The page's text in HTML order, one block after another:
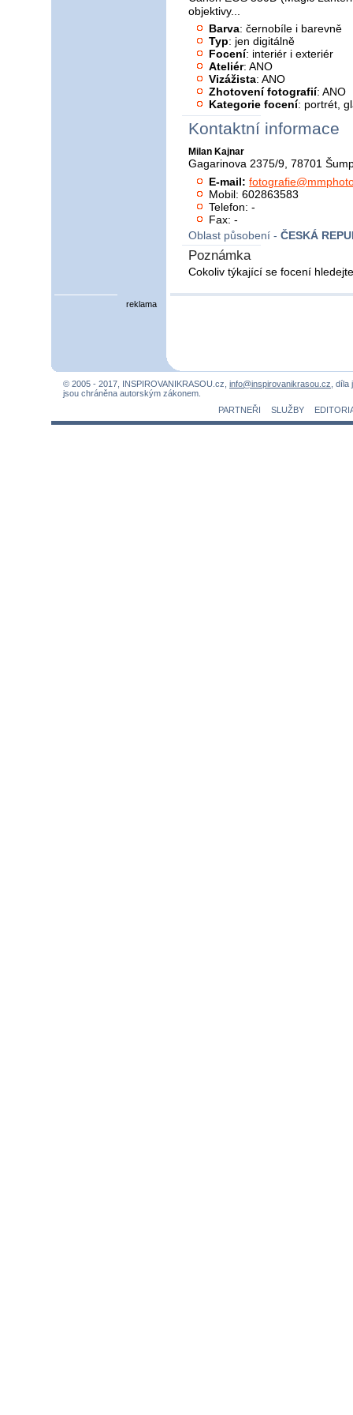
objektivy...
Barva: černobíle i barevně
Typ: jen digitálně
Focení: interiér i exteriér
Ateliér: ANO
Vizážista: ANO
Zhotovení fotografií: ANO
Kategorie focení: portrét,
Kontaktní informace
Milan Kajnar
Gagarinova 2375/9, 78701
E-mail:
Mobil: 602863583
Telefon: -
Fax: -
Oblast působení - ČESKÁ
Poznámka
Cokoliv týkající se focení
reklama
© 2005 - 2017, INSPIROVANIKRASOU.cz, info@inspirovanikrasou.cz ,
jsou chráněna autorským zákonem.
PARTNEŘI
SLUŽBY